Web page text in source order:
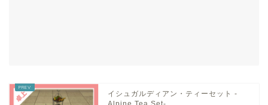
イシュガルディアン・ティーセット -